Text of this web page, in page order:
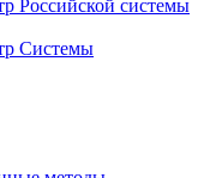
Российской системы
Системы